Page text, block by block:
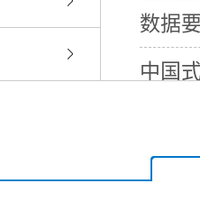
数据
据
中国
要素